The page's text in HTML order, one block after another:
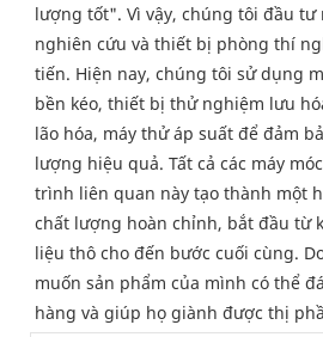
lượng tốt". Vì vậy, chúng tôi đầu
nghiên cứu và thiết bị phòng thí
tiến. Hiện nay, chúng tôi sử dụng
bền kéo, thiết bị thử nghiệm lưu
lão hóa, máy thử áp suất để đảm
lượng hiệu quả. Tất cả các máy
trình liên quan này tạo thành một
chất lượng hoàn chỉnh, bắt đầu từ
liệu thô cho đến bước cuối cùng.
muốn sản phẩm của mình có thể
hàng và giúp họ giành được thị